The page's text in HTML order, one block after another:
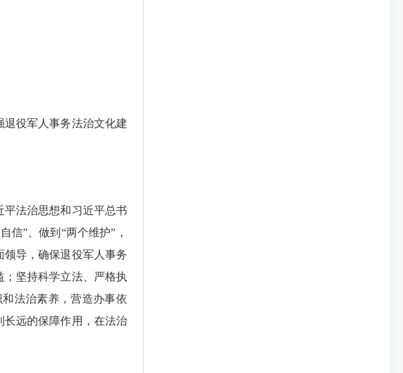
役军人事务法治文化建
法治思想和习近平总书
信”、做到“两个维护”，
领导，确保退役军人事务
坚持科学立法、严格执
法治素养，营造办事依
长远的保障作用，在法治